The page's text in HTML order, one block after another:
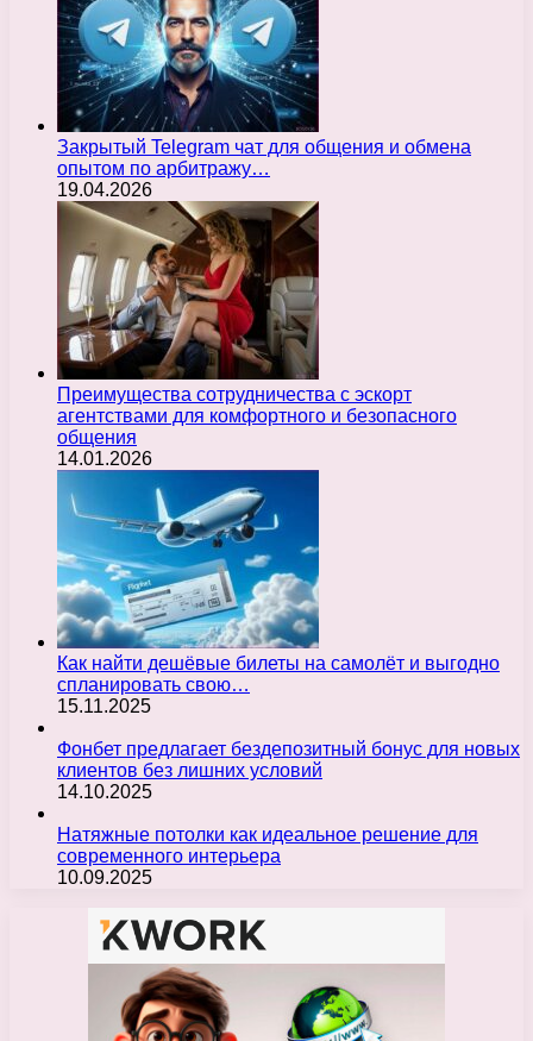
Закрытый Telegram чат для общения и обмена
опытом по арбитражу…
19.04.2026
Преимущества сотрудничества с эскорт
агентствами для комфортного и безопасного
общения
14.01.2026
Как найти дешёвые билеты на самолёт и выгодно
спланировать свою…
15.11.2025
Фонбет предлагает бездепозитный бонус для новых
клиентов без лишних условий
14.10.2025
Натяжные потолки как идеальное решение для
современного интерьера
10.09.2025